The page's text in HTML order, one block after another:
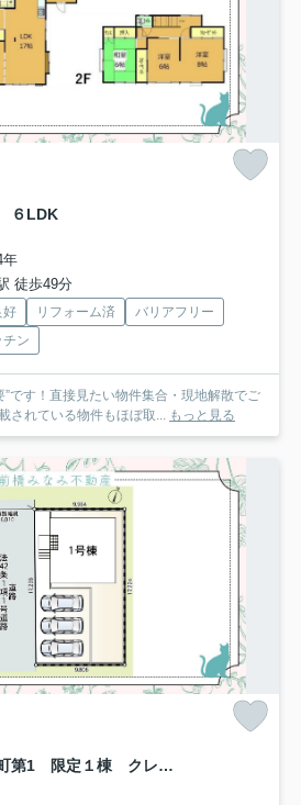
６LDK
年
徒歩49分
好 リフォーム済
バリアフリー
チン
”です！直接見たい物件集合・現地解散でご
されている物件もほぼ取... もっと見る
【新築】太田市下小林町第1 限定１棟 クレイドルガーデン 新築建売